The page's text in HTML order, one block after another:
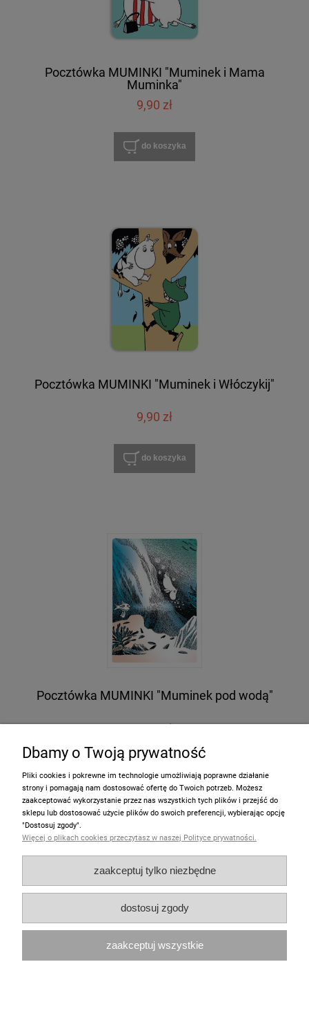
Pocztówka MUMINKI "Muminek i Mama
Muminka"
9,90 zł
do koszyka
Pocztówka MUMINKI "Muminek i Włóczykij"
9,90 zł
do koszyka
Pocztówka MUMINKI "Muminek pod wodą"
9,90 zł
Dbamy o Twoją prywatność
Pliki cookies i pokrewne im technologie umożliwiają poprawne działanie
strony i pomagają nam dostosować ofertę do Twoich potrzeb. Możesz
zaakceptować wykorzystanie przez nas wszystkich tych plików i przejść do
sklepu lub dostosować użycie plików do swoich preferencji, wybierając opcję
"Dostosuj zgody".
Więcej o plikach cookies przeczytasz w naszej Polityce prywatności.
zaakceptuj tylko niezbędne
dostosuj zgody
zaakceptuj wszystkie